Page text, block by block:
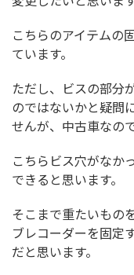
こちらのアイテムの
ています。
ただし、ビスの部分
のではないかと疑問
せんが、中古車なの
こちらビス穴がなか
できると思います。
そこまで重たいもの
ブレコーダーを固定
だと思います。